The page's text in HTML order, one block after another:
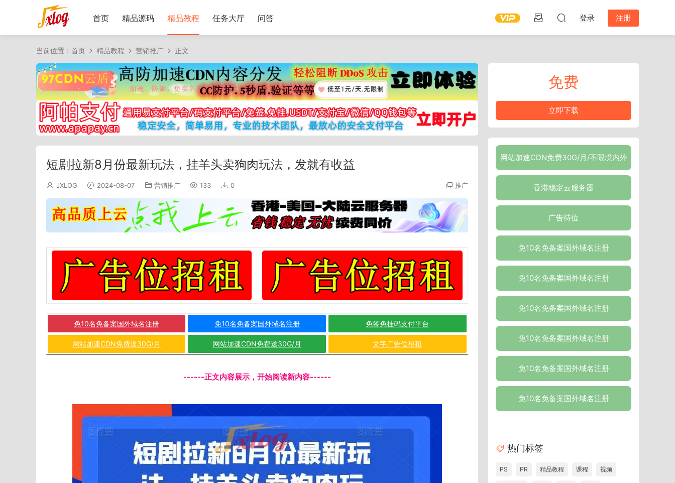
首页 精品源码 精品教程 任务大厅 问答 登录 注册
当前位置： 首页 精品教程 营销推广 正文
短剧拉新8月份最新玩法，挂羊头卖狗肉玩法，发就有收益
JXLOG 2024-08-07 营销推广 133 0 推广
免10名免备案国外域名注册 免10名免备案国外域名注册 免签免挂码支付平台
网站加速CDN免费送30G/月 网站加速CDN免费送30G/月 文字广告位招租
------正文内容展示，开始阅读新内容------
免费
立即下载
网站加速CDN免费30G/月/不限境内外
香港稳定云服务器
广告待位
免10名免备案国外域名注册
免10名免备案国外域名注册
免10名免备案国外域名注册
免10名免备案国外域名注册
免10名免备案国外域名注册
免10名免备案国外域名注册
热门标签
PS PR 精品教程 课程 视频